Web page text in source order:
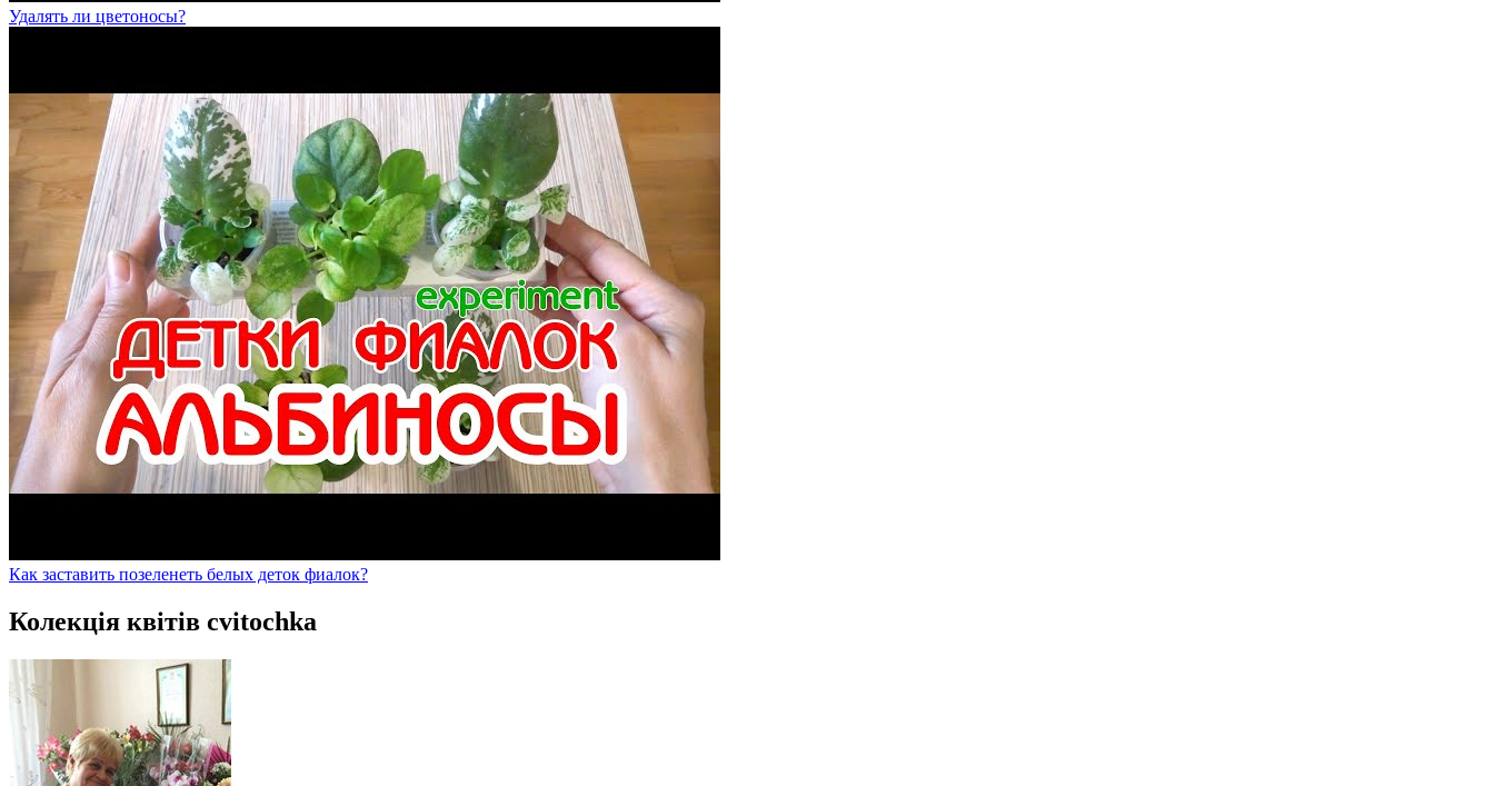
Удалять ли цветоносы?
Как заставить позеленеть белых деток фиалок?
Колекція квітів cvitochka